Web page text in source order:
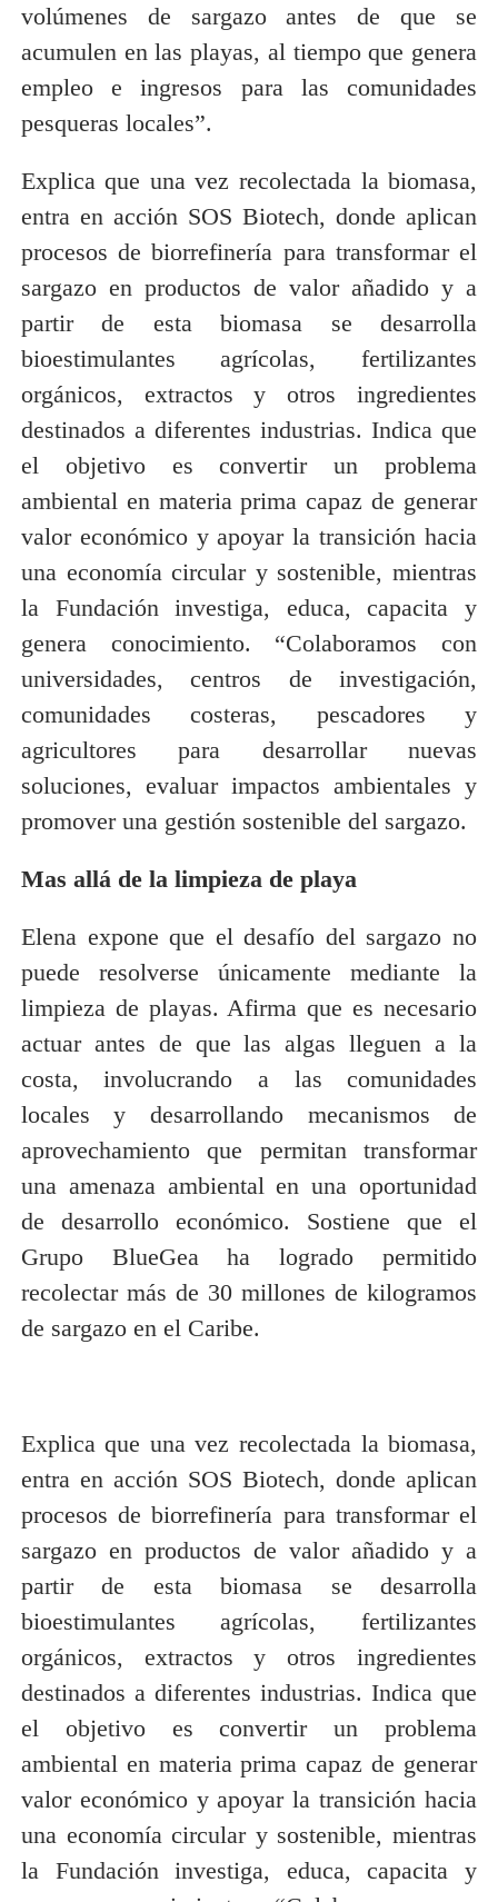
volúmenes de sargazo antes de que se
acumulen en las playas, al tiempo que genera
empleo e ingresos para las comunidades
pesqueras locales”.
Explica que una vez recolectada la biomasa,
entra en acción SOS Biotech, donde aplican
procesos de biorrefinería para transformar el
sargazo en productos de valor añadido y a
partir de esta biomasa se desarrolla
bioestimulantes agrícolas, fertilizantes
orgánicos, extractos y otros ingredientes
destinados a diferentes industrias. Indica que
el objetivo es convertir un problema
ambiental en materia prima capaz de generar
valor económico y apoyar la transición hacia
una economía circular y sostenible, mientras
la Fundación investiga, educa, capacita y
genera conocimiento. “Colaboramos con
universidades, centros de investigación,
comunidades costeras, pescadores y
agricultores para desarrollar nuevas
soluciones, evaluar impactos ambientales y
promover una gestión sostenible del sargazo.
Mas allá de la limpieza de playa
Elena expone que el desafío del sargazo no
puede resolverse únicamente mediante la
limpieza de playas. Afirma que es necesario
actuar antes de que las algas lleguen a la
costa, involucrando a las comunidades
locales y desarrollando mecanismos de
aprovechamiento que permitan transformar
una amenaza ambiental en una oportunidad
de desarrollo económico. Sostiene que el
Grupo BlueGea ha logrado permitido
recolectar más de 30 millones de kilogramos
de sargazo en el Caribe.
Explica que una vez recolectada la biomasa,
entra en acción SOS Biotech, donde aplican
procesos de biorrefinería para transformar el
sargazo en productos de valor añadido y a
partir de esta biomasa se desarrolla
bioestimulantes agrícolas, fertilizantes
orgánicos, extractos y otros ingredientes
destinados a diferentes industrias. Indica que
el objetivo es convertir un problema
ambiental en materia prima capaz de generar
valor económico y apoyar la transición hacia
una economía circular y sostenible, mientras
la Fundación investiga, educa, capacita y